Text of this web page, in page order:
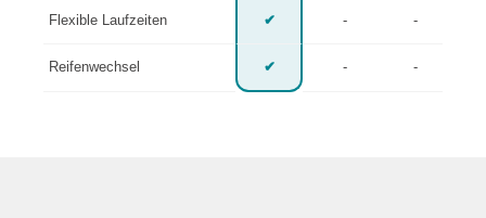
Flexible Laufzeiten ✔ - -
Reifenwechsel ✔ - -